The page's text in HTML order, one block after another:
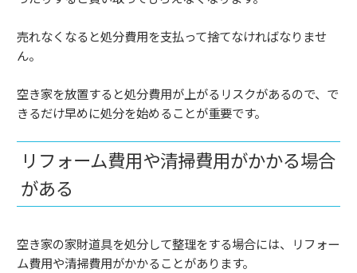
売れなくなると処分費用を支払って捨てなければなりませ
ん。
空き家を放置すると処分費用が上がるリスクがあるので、で
きるだけ早めに処分を始めることが重要です。
リフォーム費用や清掃費用がかかる場合
がある
空き家の家財道具を処分して整理をする場合には、リフォー
ム費用や清掃費用がかかることがあります。